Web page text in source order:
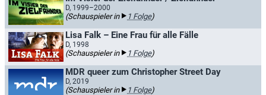
D, 1999–2000
(Schauspieler in 1 Folge)
Lisa Falk – Eine Frau für alle Fälle
D, 1998
(Schauspieler in 1 Folge)
MDR queer zum Christopher Street Day
D, 2019
(Schauspieler in 1 Folge)